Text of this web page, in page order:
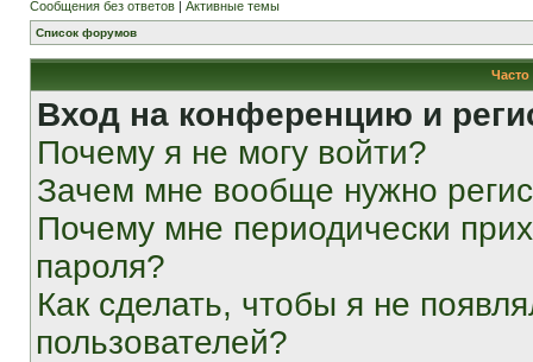
Сообщения без ответов | Активные темы
Список форумов
Вход на конференцию и
Почему я не могу войти?
Зачем мне вообще нужно
Почему мне периодически
пароля?
Как сделать, чтобы я не
пользователей?